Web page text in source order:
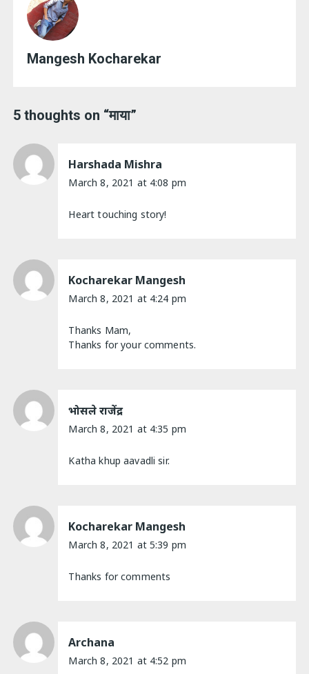
Mangesh Kocharekar
5 thoughts on “माया”
Harshada Mishra
March 8, 2021 at 4:08 pm
Heart touching story!
Kocharekar Mangesh
March 8, 2021 at 4:24 pm
Thanks Mam,
Thanks for your comments.
भोसले राजेंद्र
March 8, 2021 at 4:35 pm
Katha khup aavadli sir.
Kocharekar Mangesh
March 8, 2021 at 5:39 pm
Thanks for comments
Archana
March 8, 2021 at 4:52 pm